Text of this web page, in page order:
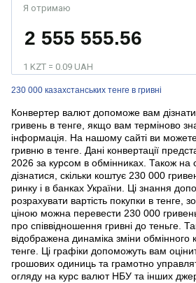
230 000 казахстанських тенге в гривні
Я отримаю
1 KZT = 0.09 UAH
Конвертер валют допоможе вам
гривень в тенге, якщо вам терміново
інформація. На нашому сайті ви
гривню в тенге. Дані конвертації
2026 за курсом в обмінниках. Також на
дізнатися, скільки коштує 230 000
ринку і в банках України. Ці знання
розрахувати вартість покупки в тенге,
ціною можна перевести 230 000 гривень
про співвідношення гривні до теньге.
відображена динаміка зміни обмінного
тенге. Ці графіки допоможуть вам
грошових одиниць та грамотно
огляду на курс валют НБУ та інших